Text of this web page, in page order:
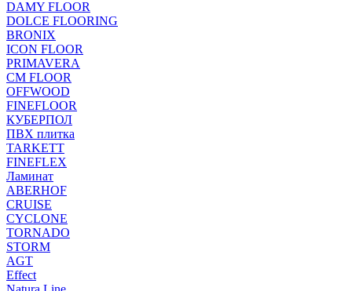
DAMY FLOOR
DOLCE FLOORING
BRONIX
ICON FLOOR
PRIMAVERA
CM FLOOR
OFFWOOD
FINEFLOOR
КУБЕРПОЛ
ПВХ плитка
TARKETT
FINEFLEX
Ламинат
ABERHOF
CRUISE
CYCLONE
TORNADO
STORM
AGT
Effect